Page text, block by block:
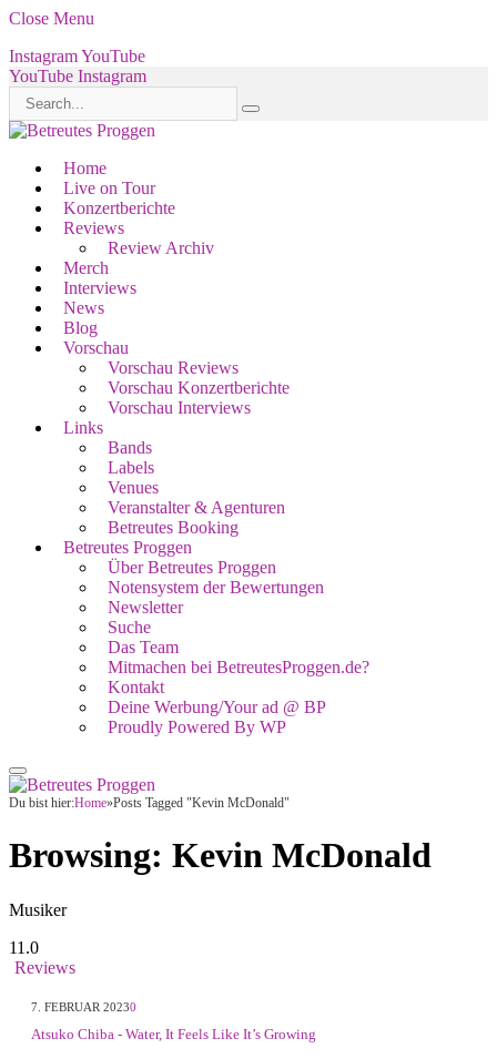
Close Menu
InstagramYouTube
YouTube Instagram
Home
Live on Tour
Konzertberichte
Reviews
Review Archiv
Merch
Interviews
News
Blog
Vorschau
Vorschau Reviews
Vorschau Konzertberichte
Vorschau Interviews
Links
Bands
Labels
Venues
Veranstalter & Agenturen
Betreutes Booking
Betreutes Proggen
Über Betreutes Proggen
Notensystem der Bewertungen
Newsletter
Suche
Das Team
Mitmachen bei BetreutesProggen.de?
Kontakt
Deine Werbung/Your ad @ BP
Proudly Powered By WP
Du bist hier:Home»Posts Tagged "Kevin McDonald"
Browsing: Kevin McDonald
Musiker
11.0
Reviews
7. FEBRUAR 20230
Atsuko Chiba - Water, It Feels Like It’s Growing